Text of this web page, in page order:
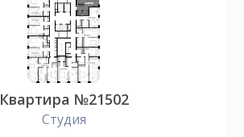
Квартира №21502
Студия